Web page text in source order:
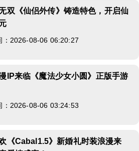
双《仙侣外传》铸造特色，开启仙
：2026-08-06 06:20:27
IP来临《魔法少女小圆》正版手游
：2026-08-06 03:24:53
《Cabal1.5》新婚礼时装浪漫来